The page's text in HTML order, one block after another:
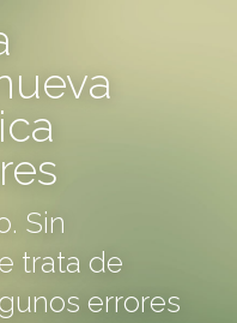
Sin
trata de
errores